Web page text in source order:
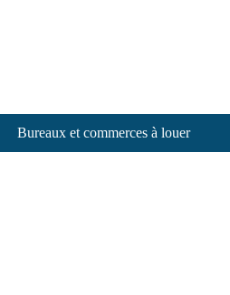
Bureaux et commerces à louer